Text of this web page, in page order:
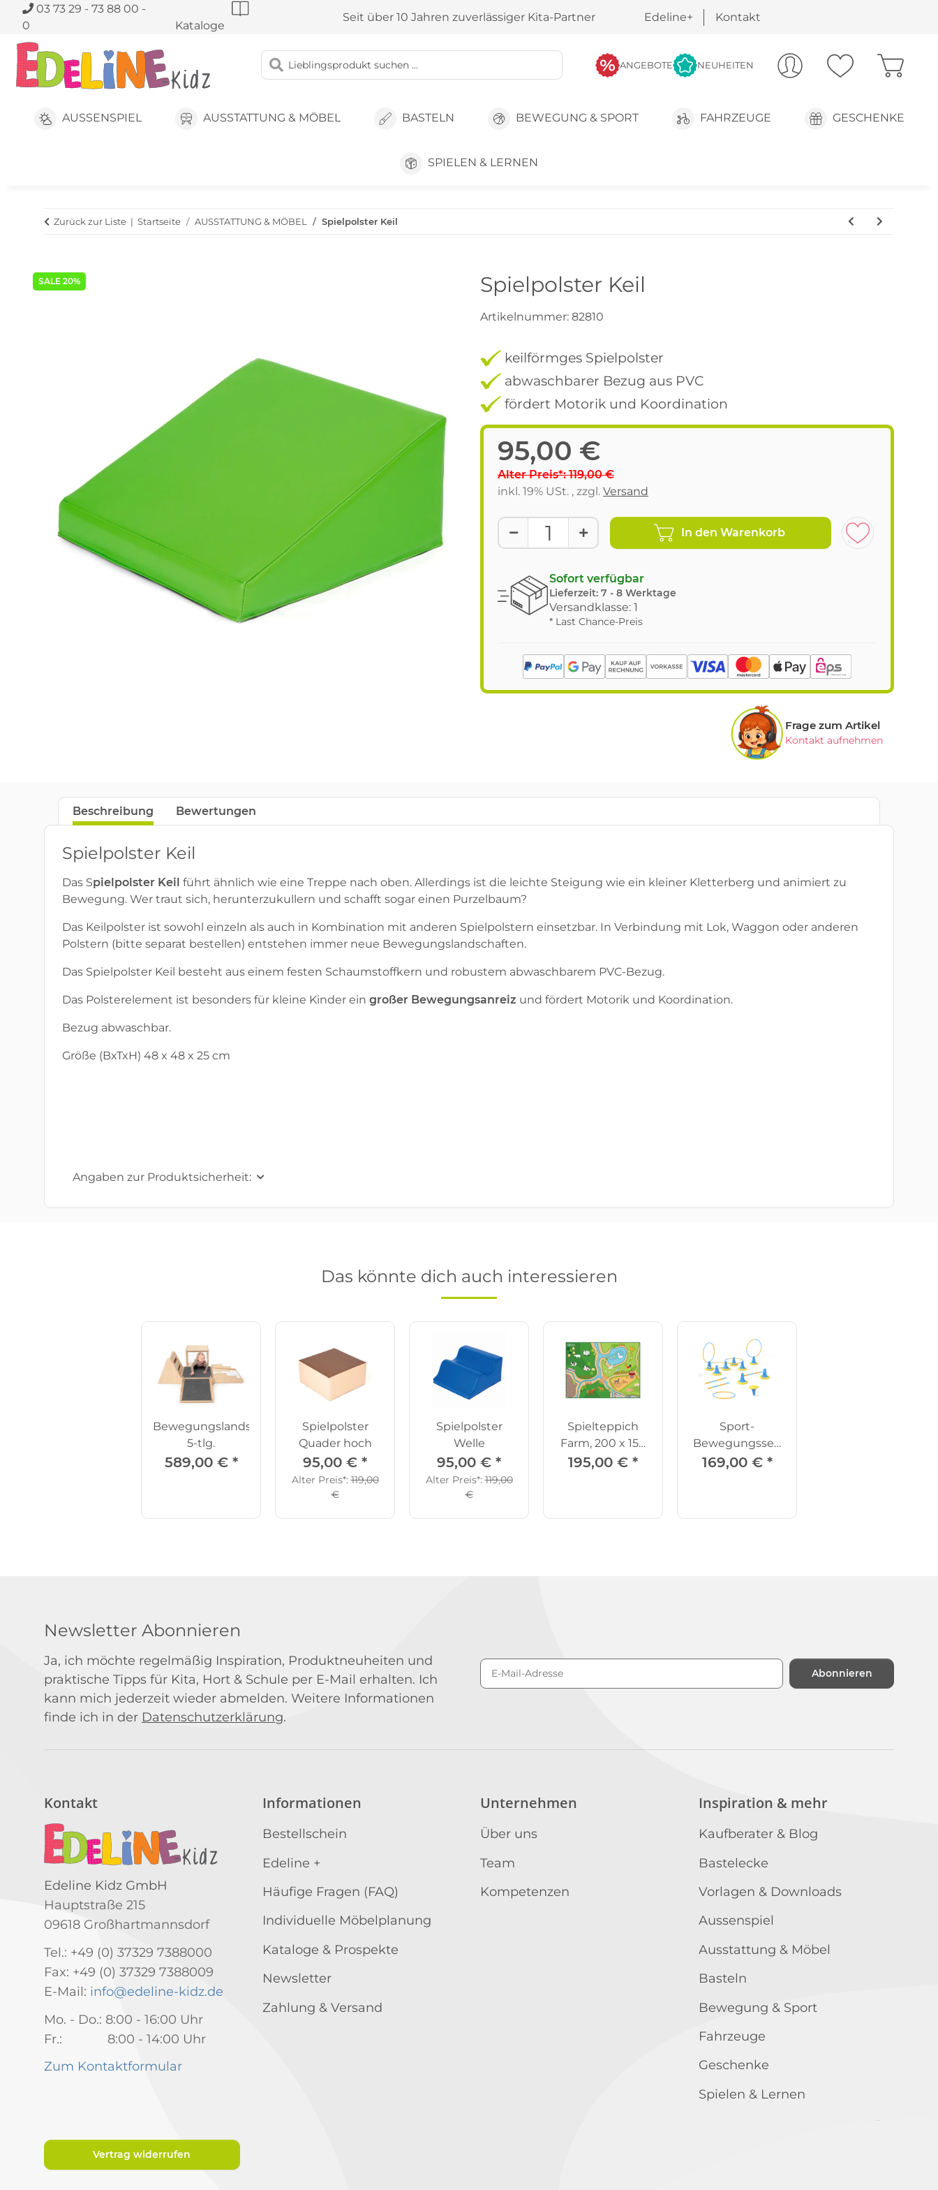
03 73 29 - 73 88 00 -
0
Kataloge
Seit über 10 Jahren zuverlässiger Kita-Partner Edeline+ Kontakt
ANGEBOTE NEUHEITEN
AUSSENSPIEL AUSSTATTUNG & MÖBEL BASTELN BEWEGUNG & SPORT FAHRZEUGE GESCHENKE
SPIELEN & LERNEN
Zurück zur Liste Startseite AUSSTATTUNG & MÖBEL Spielpolster Keil
SALE 20% Spielpolster Keil
Artikelnummer: 82810
keilförmges Spielpolster
abwaschbarer Bezug aus PVC
fördert Motorik und Koordination
95,00 €
Alter Preis*: 119,00 €
inkl. 19% USt. , zzgl. Versand
In den Warenkorb
Sofort verfügbar
Lieferzeit: 7 - 8 Werktage
Versandklasse: 1
* Last Chance-Preis
Frage zum Artikel
Kontakt aufnehmen
Beschreibung Bewertungen
Spielpolster Keil
Das Spielpolster Keil führt ähnlich wie eine Treppe nach oben. Allerdings ist die leichte Steigung wie ein kleiner Kletterberg und animiert zu
Bewegung. Wer traut sich, herunterzukullern und schafft sogar einen Purzelbaum?
Das Keilpolster ist sowohl einzeln als auch in Kombination mit anderen Spielpolstern einsetzbar. In Verbindung mit Lok, Waggon oder anderen
Polstern (bitte separat bestellen) entstehen immer neue Bewegungslandschaften.
Das Spielpolster Keil besteht aus einem festen Schaumstoffkern und robustem abwaschbarem PVC-Bezug.
Das Polsterelement ist besonders für kleine Kinder ein großer Bewegungsanreiz und fördert Motorik und Koordination.
Bezug abwaschbar.
Größe (BxTxH) 48 x 48 x 25 cm
Angaben zur Produktsicherheit:
Das könnte dich auch interessieren
Bewegungslandschaft,
5-tlg.
589,00 € *
Spielpolster
Quader hoch
95,00 € *
Alter Preis*:119,00
€
Spielpolster
Welle
95,00 € *
Alter Preis*:119,00
€
Spielteppich
Farm, 200 x 150
cm
195,00 € *
Sport-
Bewegungsset,
17-tlg.inkl.Tasche
169,00 € *
Newsletter Abonnieren
Ja, ich möchte regelmäßig Inspiration, Produktneuheiten und
praktische Tipps für Kita, Hort & Schule per E-Mail erhalten. Ich
kann mich jederzeit wieder abmelden. Weitere Informationen
finde ich in der Datenschutzerklärung.
Abonnieren
Kontakt
Edeline Kidz GmbH
Hauptstraße 215
09618 Großhartmannsdorf
Tel.: +49 (0) 37329 7388000
Fax: +49 (0) 37329 7388009
E-Mail: info@edeline-kidz.de
Mo. - Do.: 8:00 - 16:00 Uhr
Fr.: 8:00 - 14:00 Uhr
Zum Kontaktformular
Informationen
Bestellschein
Edeline +
Häufige Fragen (FAQ)
Individuelle Möbelplanung
Kataloge & Prospekte
Newsletter
Zahlung & Versand
Unternehmen
Über uns
Team
Kompetenzen
Inspiration & mehr
Kaufberater & Blog
Bastelecke
Vorlagen & Downloads
Aussenspiel
Ausstattung & Möbel
Basteln
Bewegung & Sport
Fahrzeuge
Geschenke
Spielen & Lernen
Vertrag widerrufen